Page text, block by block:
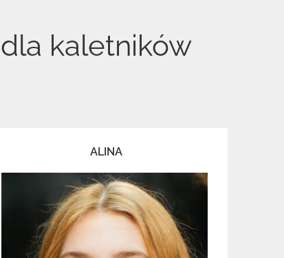
kaletników
ALINA